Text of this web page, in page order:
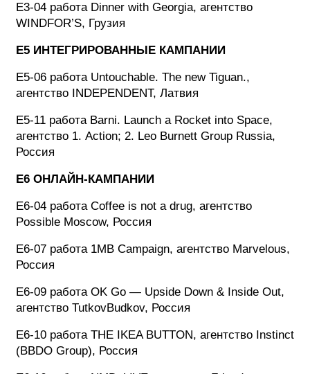
E3-04 работа Dinner with Georgia, агентство
WINDFOR’S, Грузия
E5 ИНТЕГРИРОВАННЫЕ КАМПАНИИ
E5-06 работа Untouchable. The new Tiguan.,
агентство INDEPENDENT, Латвия
E5-11 работа Barni. Launch a Rocket into Space,
агентство 1. Action; 2. Leo Burnett Group Russia,
Россия
E6 ОНЛАЙН-КАМПАНИИ
E6-04 работа Coffee is not a drug, агентство
Possible Moscow, Россия
E6-07 работа 1MB Campaign, агентство Marvelous,
Россия
E6-09 работа OK Go — Upside Down & Inside Out,
агентство TutkovBudkov, Россия
E6-10 работа THE IKEA BUTTON, агентство Instinct
(BBDO Group), Россия